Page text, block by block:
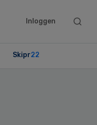
Inloggen
Search
Skipr22